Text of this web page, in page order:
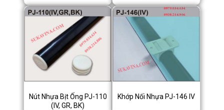
Nút Nhựa Bịt Ống PJ-110
(IV, GR, BK)
Khớp Nối Nhựa PJ-146 IV